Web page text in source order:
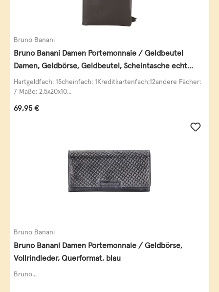
Bruno Banani
Bruno Banani Damen Portemonnaie / Geldbeutel
Damen, Geldbörse, Geldbeutel, Scheintasche echt
Leder
Hartgeldfach: 1Scheinfach: 1Kreditkartenfach:12andere Fächer:
7 Maße: 2,5x20x10...
Regulärer Preis:
69,95 €
Bruno Banani
Bruno Banani Damen Portemonnaie / Geldbörse,
Vollrindleder, Querformat, blau
Bruno...